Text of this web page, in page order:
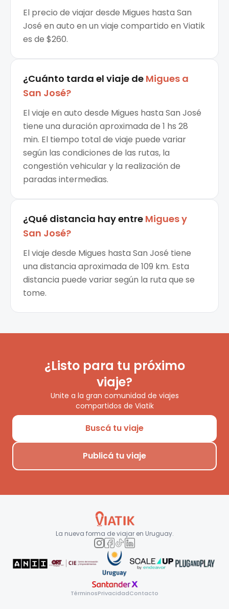
El precio de viajar desde Migues hasta San
José en auto en un viaje compartido en Viatik
es de $260.
¿Cuánto tarda el viaje de Migues a
San José?
El viaje en auto desde Migues hasta San José
tiene una duración aproximada de 1 hs 28
min. El tiempo total de viaje puede variar
según las condiciones de las rutas, la
congestión vehicular y la realización de
paradas intermedias.
¿Qué distancia hay entre Miguesy
San José?
El viaje desde Migues hasta San José tiene
una distancia aproximada de 109 km. Esta
distancia puede variar según la ruta que se
tome.
¿Listo para tu próximo
viaje?
Unite a la gran comunidad de viajes
compartidos de Viatik
Buscá tu viaje
Publicá tu viaje
La nueva forma de viajar en Uruguay.
TérminosPrivacidadContacto